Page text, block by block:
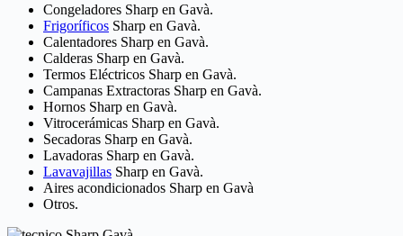
Congeladores Sharp en Gavà.
Frigoríficos Sharp en Gavà.
Calentadores Sharp en Gavà.
Calderas Sharp en Gavà.
Termos Eléctricos Sharp en Gavà.
Campanas Extractoras Sharp en Gavà.
Hornos Sharp en Gavà.
Vitrocerámicas Sharp en Gavà.
Secadoras Sharp en Gavà.
Lavadoras Sharp en Gavà.
Lavavajillas Sharp en Gavà.
Aires acondicionados Sharp en Gavà
Otros.